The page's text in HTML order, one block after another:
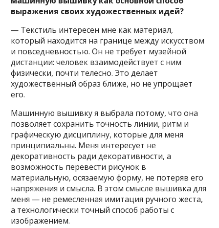
выражения своих художественных идей?
— Текстиль интересен мне как материал,
который находится на границе между искусством
и повседневностью. Он не требует музейной
дистанции: человек взаимодействует с ним
физически, почти телесно. Это делает
художественный образ ближе, но не упрощает
его.
Машинную вышивку я выбрала потому, что она
позволяет сохранить точность линии, ритм и
графическую дисциплину, которые для меня
принципиальны. Меня интересует не
декоративность ради декоративности, а
возможность перевести рисунок в
материальную, осязаемую форму, не потеряв его
напряжения и смысла. В этом смысле вышивка для
меня — не ремесленная имитация ручного жеста,
а технологически точный способ работы с
изображением.